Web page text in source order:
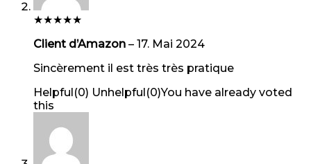
★★★★★
Client d’Amazon – 17. Mai 2024
Sincèrement il est très très pratique
Helpful(0) Unhelpful(0)You have already voted
this